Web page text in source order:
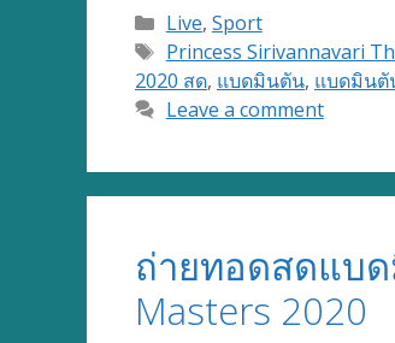
Categories
Live, Sport
Tags
Princess Sirivannavari
2020 สด, แบดมินตัน, แบดมินตั
Leave a comment
ถ่ายทอดสดแบด
Masters 2020